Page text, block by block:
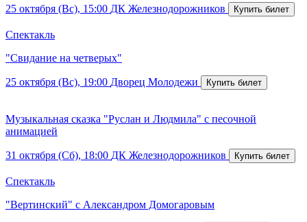
25 октября (Вс), 15:00 ДК Железнодорожников
Спектакль
"Свидание на четверых"
25 октября (Вс), 19:00 Дворец Молодежи
Музыкальная сказка "Руслан и Людмила" с песочной
анимацией
31 октября (Сб), 18:00 ДК Железнодорожников
Спектакль
"Вертинский" с Александром Домогаровым